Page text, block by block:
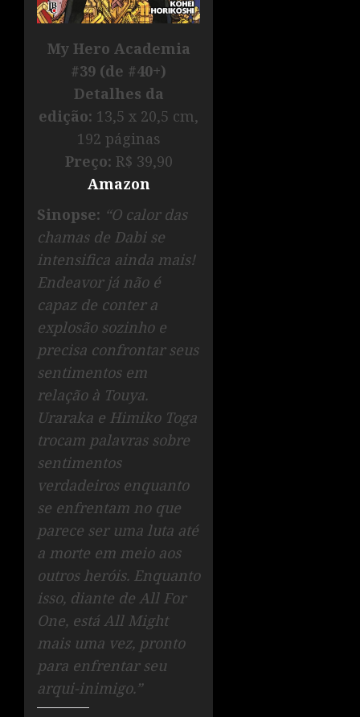
My Hero Academia
#39 (de #40+)
Detalhes da
edição: 13,5 x 20,5 cm,
192 páginas
Preço: R$ 39,90
Amazon
Sinopse: “O calor das
chamas de Dabi se
intensifica ainda mais!
Endeavor já não é
capaz de conter a
explosão sozinho e
precisa confrontar seus
sentimentos em
relação à Touya.
Uraraka e Himiko Toga
trocam palavras sobre
sentimentos
verdadeiros enquanto
se enfrentam no que
parece ser uma luta até
a morte em meio aos
outros heróis. Enquanto
isso, diante de All For
One, está All Might
mais uma vez, pronto
para enfrentar seu
arqui-inimigo.”